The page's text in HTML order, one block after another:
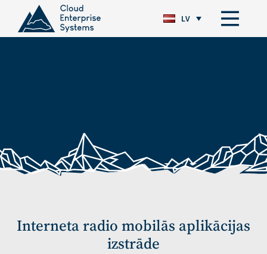
LV
Interneta radio mobilās aplikācijas
izstrāde